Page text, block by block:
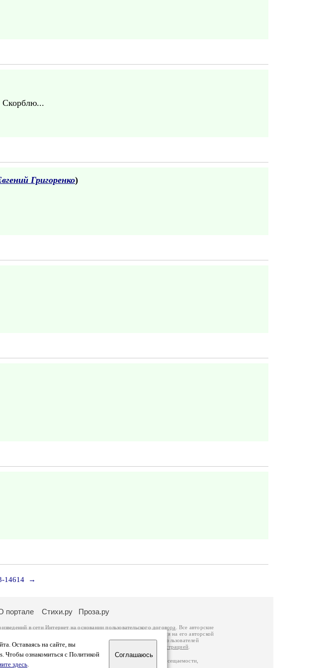
Скорблю...
Григоренко)
14614 →
Оставаясь на сайте, вы
Чтобы ознакомиться с Политикой
здесь.
Соглашаюсь
портале Стихи.ру Проза.ру
в сети Интернет на основаниипользовательского договора
. Все авторские
только с согласия его автора, к которому вы можете обратиться на его авторской
законодательства Российской Федерации. Данные пользователей
более подробнуюинформацию о портале связаться с администрацией
более полумиллиона страниц по данным счетчика посещаемости,